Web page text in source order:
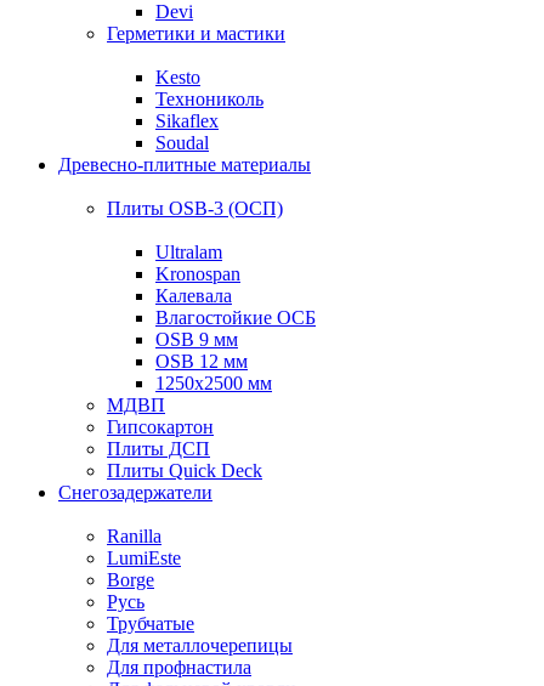
Devi
Герметики и мастики
Kesto
Технониколь
Sikaflex
Soudal
Древесно-плитные материалы
Плиты OSB-3 (ОСП)
Ultralam
Kronospan
Калевала
Влагостойкие ОСБ
OSB 9 мм
OSB 12 мм
1250х2500 мм
МДВП
Гипсокартон
Плиты ДСП
Плиты Quick Deck
Снегозадержатели
Ranilla
LumiEste
Borge
Русь
Трубчатые
Для металлочерепицы
Для профнастила